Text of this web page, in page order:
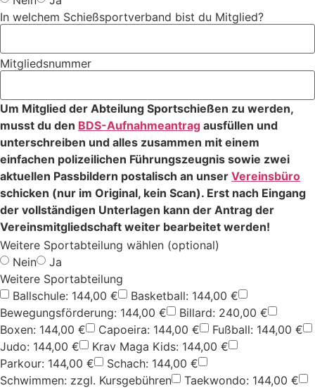
In welchem Schießsportverband bist du Mitglied?
Mitgliedsnummer
Um Mitglied der Abteilung Sportschießen zu werden,
musst du den BDS-Aufnahmeantrag ausfüllen und
unterschreiben und alles zusammen mit einem
einfachen polizeilichen Führungszeugnis sowie zwei
aktuellen Passbildern postalisch an unser Vereinsbüro
schicken (nur im Original, kein Scan). Erst nach Eingang
der vollständigen Unterlagen kann der Antrag der
Vereinsmitgliedschaft weiter bearbeitet werden!
Weitere Sportabteilung wählen (optional)
Nein
Ja
Weitere Sportabteilung
Ballschule: 144,00 €
Basketball: 144,00 €
Bewegungsförderung: 144,00 €
Billard: 240,00 €
Boxen: 144,00 €
Capoeira: 144,00 €
Fußball: 144,00 €
Judo: 144,00 €
Krav Maga Kids: 144,00 €
Parkour: 144,00 €
Schach: 144,00 €
Schwimmen: zzgl. Kursgebühren
Taekwondo: 144,00 €